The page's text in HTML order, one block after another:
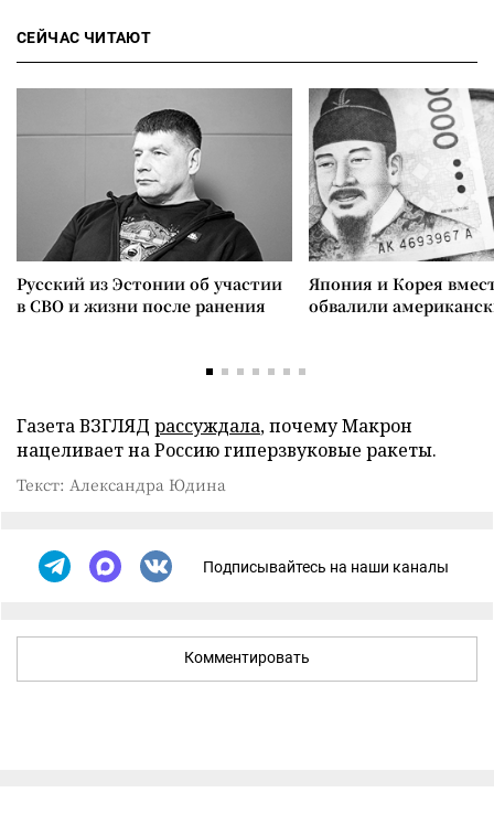
СЕЙЧАС ЧИТАЮТ
Русский из Эстонии об участии
в СВО и жизни после ранения
Япония и Корея
обвалили
Газета ВЗГЛЯД рассуждала, почему Макрон
нацеливает на Россию гиперзвуковые ракеты.
Текст: Александра Юдина
Подписывайтесь на наши каналы
Комментировать